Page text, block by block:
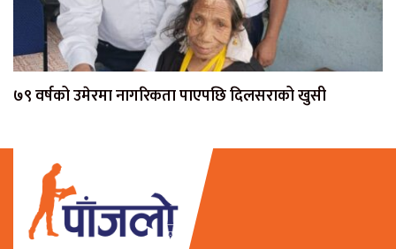
७९ वर्षको उमेरमा नागरिकता पाएपछि दिलसराको खुसी